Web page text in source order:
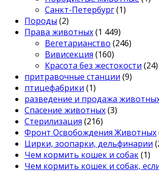
Санкт-Петербург(1)
Породы (2)
Права животных(1 449)
Вегетарианство (246)
Вивисекция (160)
Красота без жестокости (24)
притравочные станции (9)
птицефабрики (1)
разведение и продажа
Спасение животных(3)
Стерилизация (216)
Фронт Освобождения Животных
Цирки, зоопарки, дельфинарии
Чем кормить кошек и собак(1)
Чем кормить кошек и собак,